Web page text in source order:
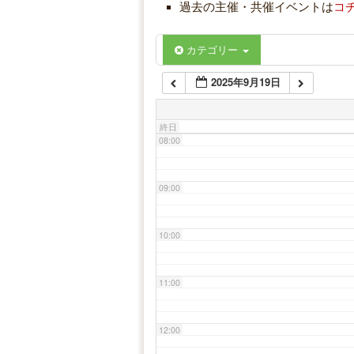
過去の主催・共催イベントはコ
カテゴリー
2025年9月19日
終日
06:00
07:00
08:00
09:00
10:00
11:00
12:00